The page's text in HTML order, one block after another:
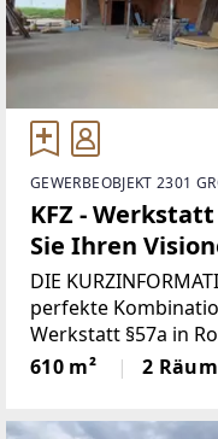
GEWERBEOBJEKT 2301
KFZ -
Sie Ihren
DIE
perfekte Kombination
Werkstatt §57a in Rohbau
von rund 610 m²
Erdgeschoß aus:
610 m² 2